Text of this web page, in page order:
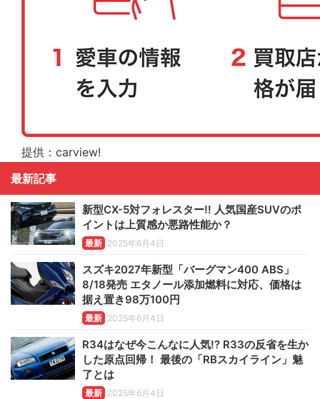
提供：carview!
最新記事
新型CX-5対フォレスター!! 人気国産SUVのポ
イントは上質感か悪路性能か？
最新 2025年6月4日
スズキ2027年新型「バーグマン400 ABS」
8/18発売 エタノール添加燃料に対応、価格は
据え置き98万100円
最新 2025年6月4日
R34はなぜ今こんなに人気!? R33の反省を生か
した原点回帰！ 最後の「RBスカイライン」魅
了とは
最新 2025年6月4日